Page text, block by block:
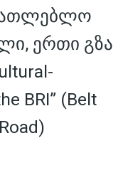
ერთი გზა
BRI” (Belt